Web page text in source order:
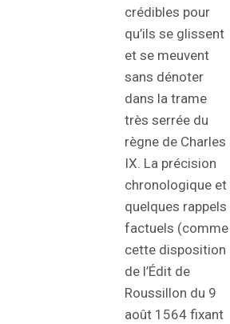
crédibles pour
qu’ils se glissent
et se meuvent
sans dénoter
dans la trame
très serrée du
règne de Charles
IX. La précision
chronologique et
quelques rappels
factuels (comme
cette disposition
de l’Édit de
Roussillon du 9
août 1564 fixant